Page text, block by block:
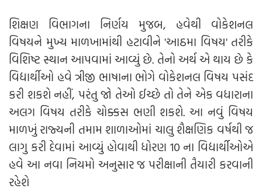
શિક્ષણ વિભાગના નિર્ણય મુજબ, હવેથી વોકેશનલ
વિષયને મુખ્ય માળખામાંથી હટાવીને 'આઠમા વિષય' તરીકે
વિશિષ્ટ સ્થાન આપવામાં આવ્યું છે. તેનો અર્થ એ થાય છે કે
વિદ્યાર્થીઓ હવે ત્રીજી ભાષાના ભોગે વોકેશનલ વિષય પસંદ
કરી શકશે નહીં, પરંતુ જો તેઓ ઈચ્છે તો તેને એક વધારાના
અલગ વિષય તરીકે ચોક્કસ ભણી શકશે. આ નવું વિષય
માળખું રાજ્યની તમામ શાળાઓમાં ચાલુ શૈક્ષણિક વર્ષથી જ
લાગુ કરી દેવામાં આવ્યું હોવાથી ધોરણ 10 ના વિદ્યાર્થીઓએ
હવે આ નવા નિયમો અનુસાર જ પરીક્ષાની તૈયારી કરવાની
રહેશે